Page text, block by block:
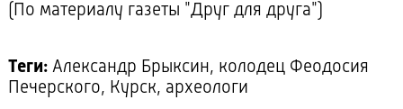
(По материалу газеты "Друг для друга")
Теги:Александр Брыксин, колодец Феодосия
Печерского, Курск, археологи